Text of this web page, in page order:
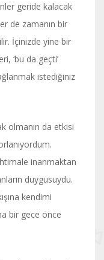
geride kalacak
de zamanın bir
İçinizde yine bir
‘bu da geçti’
istediğiniz
olmanın da etkisi
inanmaktan
duygusuydu.
kendimi
bir gece önce